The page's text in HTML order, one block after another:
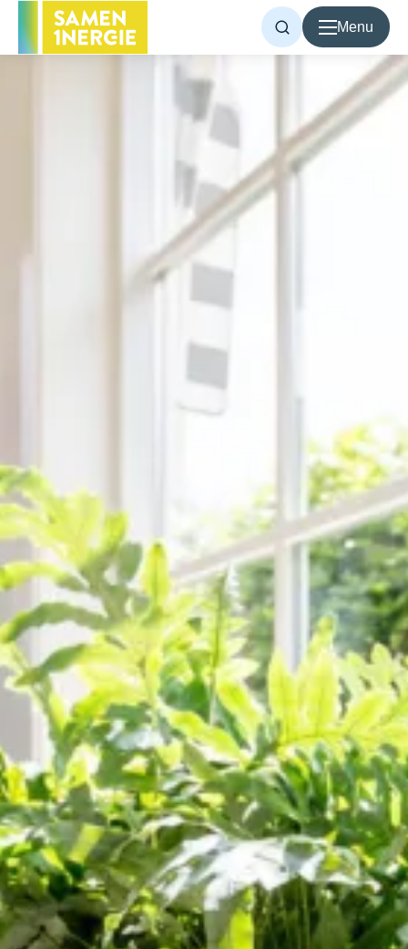
Menu
Over Samen1Nergie
Bellen Mailen
Samen1Nergie is een initiatief van de gemeenten
Duiven en Westervoort